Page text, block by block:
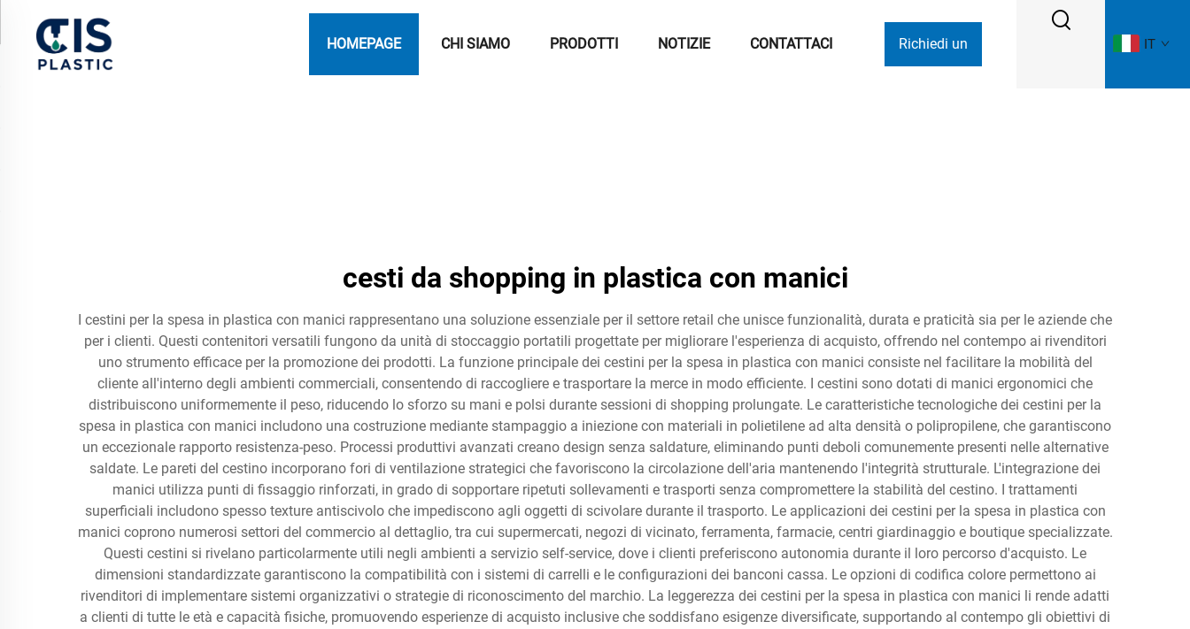
HOMEPAGE CHI SIAMO PRODOTTI NOTIZIE CONTATTACI Richiedi un IT
cesti da shopping in plastica con manici
I cestini per la spesa in plastica con manici rappresentano una soluzione essenziale per il settore retail che unisce funzionalità, durata e praticità sia per le aziende che
per i clienti. Questi contenitori versatili fungono da unità di stoccaggio portatili progettate per migliorare l'esperienza di acquisto, offrendo nel contempo ai rivenditori
uno strumento efficace per la promozione dei prodotti. La funzione principale dei cestini per la spesa in plastica con manici consiste nel facilitare la mobilità del
cliente all'interno degli ambienti commerciali, consentendo di raccogliere e trasportare la merce in modo efficiente. I cestini sono dotati di manici ergonomici che
distribuiscono uniformemente il peso, riducendo lo sforzo su mani e polsi durante sessioni di shopping prolungate. Le caratteristiche tecnologiche dei cestini per la
spesa in plastica con manici includono una costruzione mediante stampaggio a iniezione con materiali in polietilene ad alta densità o polipropilene, che garantiscono
un eccezionale rapporto resistenza-peso. Processi produttivi avanzati creano design senza saldature, eliminando punti deboli comunemente presenti nelle alternative
saldate. Le pareti del cestino incorporano fori di ventilazione strategici che favoriscono la circolazione dell'aria mantenendo l'integrità strutturale. L'integrazione dei
manici utilizza punti di fissaggio rinforzati, in grado di sopportare ripetuti sollevamenti e trasporti senza compromettere la stabilità del cestino. I trattamenti
superficiali includono spesso texture antiscivolo che impediscono agli oggetti di scivolare durante il trasporto. Le applicazioni dei cestini per la spesa in plastica con
manici coprono numerosi settori del commercio al dettaglio, tra cui supermercati, negozi di vicinato, ferramenta, farmacie, centri giardinaggio e boutique specializzate.
Questi cestini si rivelano particolarmente utili negli ambienti a servizio self-service, dove i clienti preferiscono autonomia durante il loro percorso d'acquisto. Le
dimensioni standardizzate garantiscono la compatibilità con i sistemi di carrelli e le configurazioni dei banconi cassa. Le opzioni di codifica colore permettono ai
rivenditori di implementare sistemi organizzativi o strategie di riconoscimento del marchio. La leggerezza dei cestini per la spesa in plastica con manici li rende adatti
a clienti di tutte le età e capacità fisiche, promuovendo esperienze di acquisto inclusive che soddisfano esigenze diversificate, supportando al contempo gli obiettivi di